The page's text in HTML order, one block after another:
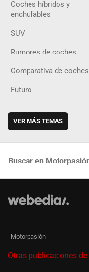
Coches híbridos y
enchufables
SUV
Rumores de coches
Comparativa de coches
Futuro
VER MÁS TEMAS
Motorpasión
Otras publicaciones de